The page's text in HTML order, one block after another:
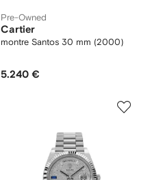
Pre-Owned
Cartier
montre Santos 30 mm (2000)
5.240 €